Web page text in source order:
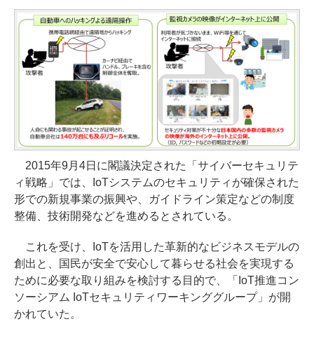
2015年9月4日に閣議決定された「サイバーセキュリテ
ィ戦略」では、IoTシステムのセキュリティが確保された
形での新規事業の振興や、ガイドライン策定などの制度
整備、技術開発などを進めるとされている。
これを受け、IoTを活用した革新的なビジネスモデルの
創出と、国民が安全で安心して暮らせる社会を実現する
ために必要な取り組みを検討する目的で、「IoT推進コン
ソーシアム IoTセキュリティワーキンググループ」が開
かれていた。